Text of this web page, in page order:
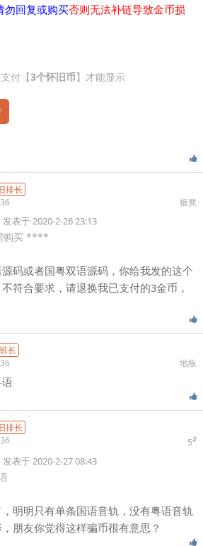
勿回复或购买否则无法补链导致金币损
付【3个怀旧币】才能显示
排长
板凳
表于 2020-2-26 23:13
购买 ****
码或者国粤双语源码，你给我发的这个
符合要求，请退换我已支付的3金币，
长
地板
排长
5#
表于 2020-2-27 08:43
明明只有单条国语音轨，没有粤语音轨
朋友你觉得这样骗币很有意思？